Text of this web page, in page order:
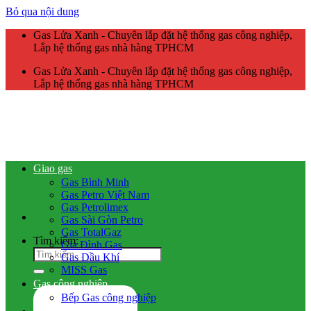
Bỏ qua nội dung
Gas Lửa Xanh - Chuyên lắp đặt hệ thống gas công nghiệp,
Lắp hệ thống gas nhà hàng TPHCM
Gas Lửa Xanh - Chuyên lắp đặt hệ thống gas công nghiệp,
Lắp hệ thống gas nhà hàng TPHCM
Tìm kiếm:
Giao gas
Gas Bình Minh
Gas Petro Việt Nam
Gas Petrolimex
Gas Sài Gòn Petro
Gas TotalGaz
Gia Đình Gas
Gas Dầu Khí
MISS Gas
Gas công nghiệp
Bếp Gas công nghiệp